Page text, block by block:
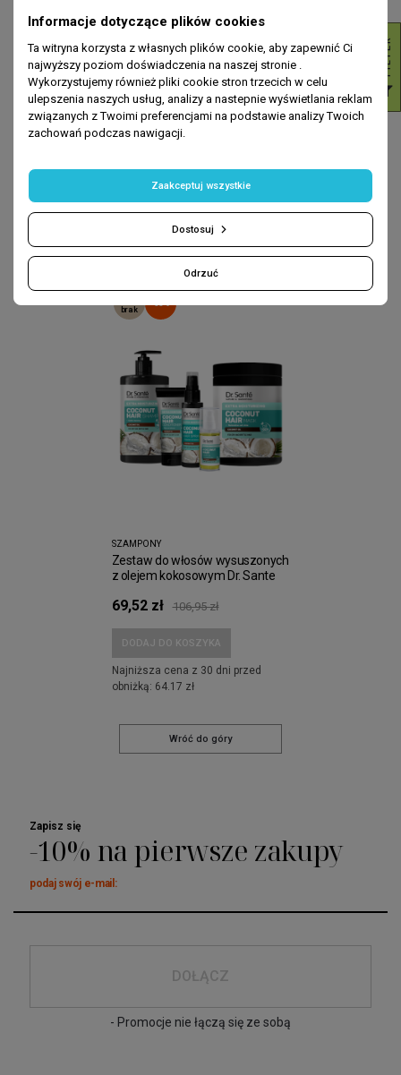
Mocznik + alantoina 295ml
11,49 zł
DODAJ DO KOSZYKA
szampon do włosów. Mocznik +
alantoina 946ml
15,99 zł
DODAJ DO KOSZYKA
-35%
brak
SZAMPONY
Zestaw do włosów wysuszonych
z olejem kokosowym Dr. Sante
69,52 zł 106,95 zł
DODAJ DO KOSZYKA
Najniższa cena z 30 dni przed
obniżką: 64.17 zł
Wróć do góry
Zapisz się
-10% na pierwsze zakupy
podaj swój e-mail:
DOŁĄCZ
- Promocje nie łączą się ze sobą
Informacje dotyczące plików cookies
Ta witryna korzysta z własnych plików cookie, aby zapewnić Ci
najwyższy poziom doświadczenia na naszej stronie .
Wykorzystujemy również pliki cookie stron trzecich w celu
ulepszenia naszych usług, analizy a nastepnie wyświetlania reklam
związanych z Twoimi preferencjami na podstawie analizy Twoich
zachowań podczas nawigacji.
Odrzuć
Dostosuj
Zaakceptuj wszystkie
R